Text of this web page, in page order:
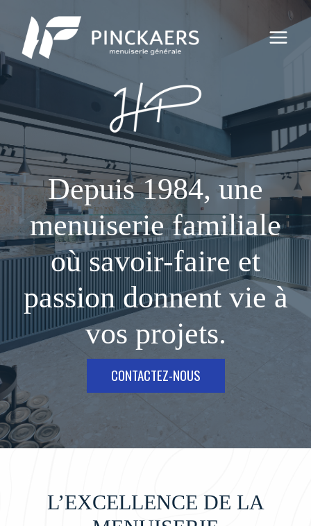
contenu
Depuis 1984, une
menuiserie familiale
où savoir-faire et
passion donnent vie à
vos projets.
CONTACTEZ-NOUS
L’EXCELLENCE DE LA